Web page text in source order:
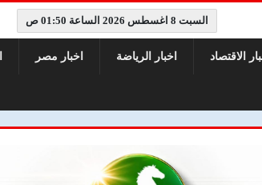
السبت 8 اغسطس 2026 الساعة 01:50 ص
الاقتصاد اخبار الرياضة اخبار مصر